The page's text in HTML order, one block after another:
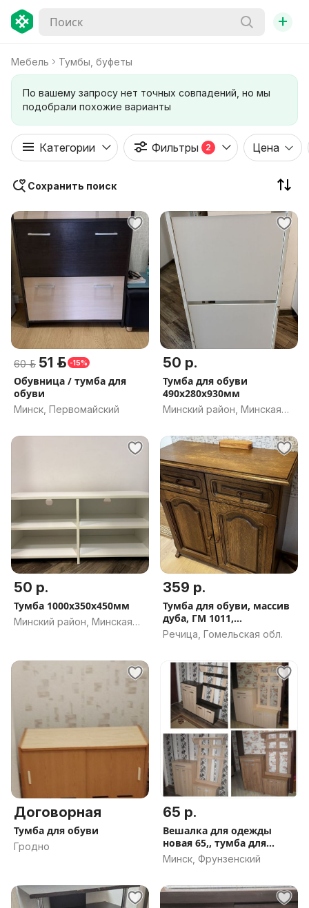
+
Мебель Тумбы, буфеты
По вашему запросу нет точных совпадений, но мы
подобрали похожие варианты
Категории Фильтры 2 Цена
Сохранить поиск
60 р. 51 р. -15%
Обувница / тумба для
обуви
Минск, Первомайский
50 р.
Тумба для обуви
490х280х930мм
Минский район, Минская
50 р.
Тумба 1000x350x450мм
Минский район, Минская
359 р.
Тумба для обуви, массив
дуба, ГМ 1011,
Гомельдрев.
Речица, Гомельская обл.
Договорная
Тумба для обуви
Гродно
65 р.
Вешалка для одежды
новая 65,, тумба для
обуви обувница
тумбочка низкая 89
Минск, Фрунзенский